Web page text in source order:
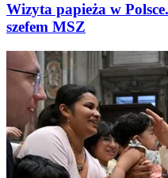
Wizyta papieża w
szefem MSZ